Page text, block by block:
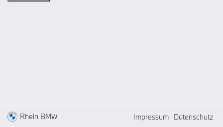
Rhein BMW Impressum Datenschutz